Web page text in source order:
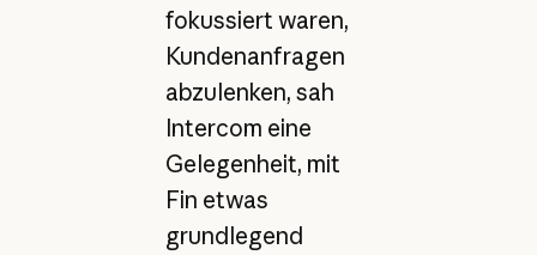
fokussiert waren,
Kundenanfragen
abzulenken, sah
Intercom eine
Gelegenheit, mit
Fin etwas
grundlegend